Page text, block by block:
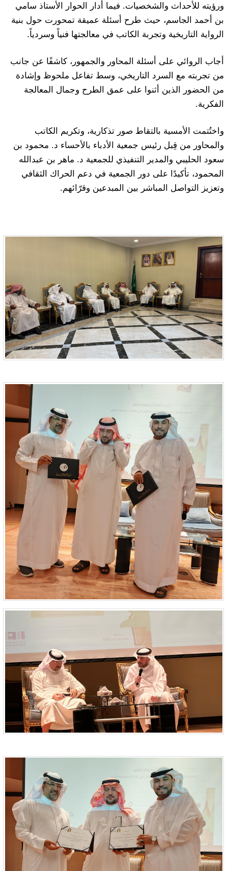
ورؤيته للأحداث والشخصيات. فيما أدار الحوار الأستاذ سامي
بن أحمد الجاسم، حيث طرح أسئلة عميقة تمحورت حول بنية
الرواية التاريخية وتجربة الكاتب في معالجتها فنياً وسردياً.
أجاب الروائي على أسئلة المحاور والجمهور، كاشفًا عن جانب
من تجربته مع السرد التاريخي، وسط تفاعل ملحوظ وإشادة
من الحضور الذين أثنوا على عمق الطرح وجمال المعالجة
الفكرية.
واختُتمت الأمسية بالتقاط صور تذكارية، وتكريم الكاتب
والمحاور من قِبل رئيس جمعية الأدباء بالأحساء د. محمود بن
سعود الحليبي والمدير التنفيذي للجمعية د. ماهر بن عبدالله
المحمود، تأكيدًا على دور الجمعية في دعم الحراك الثقافي
وتعزيز التواصل المباشر بين المبدعين وقرّائهم.